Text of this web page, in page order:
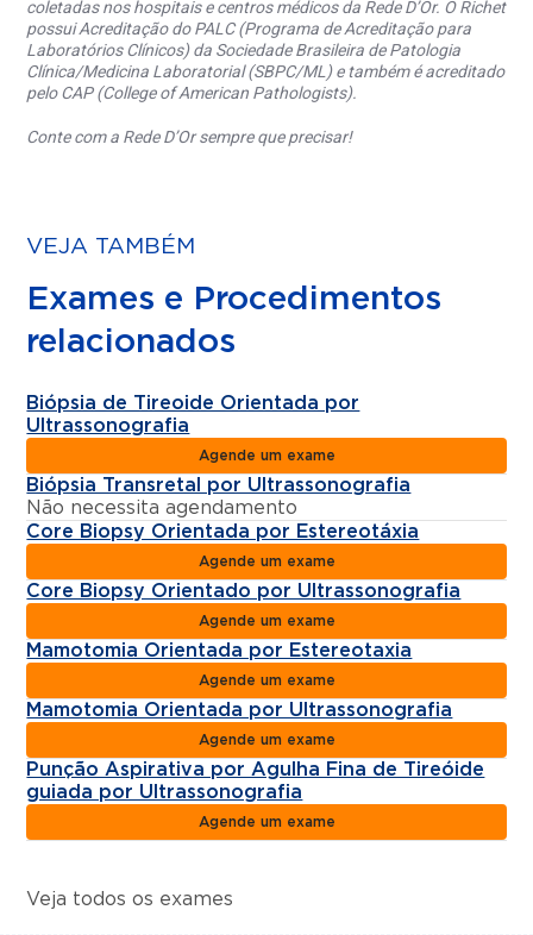
coletadas nos hospitais e centros médicos da Rede D’Or. O Richet
possui Acreditação do PALC (Programa de Acreditação para
Laboratórios Clínicos) da Sociedade Brasileira de Patologia
Clínica/Medicina Laboratorial (SBPC/ML) e também é acreditado
pelo CAP (College of American Pathologists).
Conte com a Rede D’Or sempre que precisar!
VEJA TAMBÉM
Exames e Procedimentos
relacionados
Biópsia de Tireoide Orientada por
Ultrassonografia
Agende um exame
Biópsia Transretal por Ultrassonografia
Não necessita agendamento
Core Biopsy Orientada por Estereotáxia
Agende um exame
Core Biopsy Orientado por Ultrassonografia
Agende um exame
Mamotomia Orientada por Estereotaxia
Agende um exame
Mamotomia Orientada por Ultrassonografia
Agende um exame
Punção Aspirativa por Agulha Fina de Tireóide
guiada por Ultrassonografia
Agende um exame
Veja todos os exames